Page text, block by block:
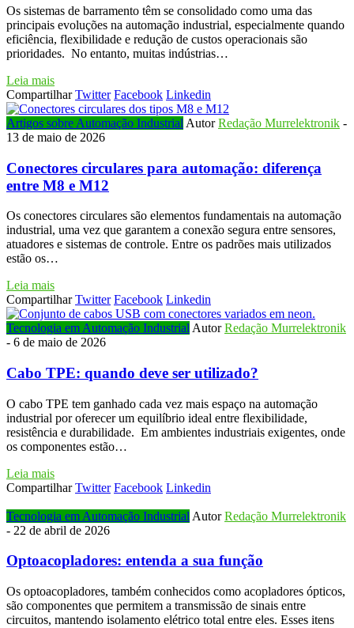
Os sistemas de barramento têm se consolidado como uma das
principais evoluções na automação industrial, especialmente quando
eficiência, flexibilidade e redução de custos operacionais são
prioridades. No entanto, muitas indústrias…
Leia mais
Compartilhar Twitter Facebook Linkedin
Artigos sobre Automação Industrial AutorRedação Murrelektronik -
13 de maio de 2026
Conectores circulares para automação: diferença
entre M8 e M12
Os conectores circulares são elementos fundamentais na automação
industrial, uma vez que garantem a conexão segura entre sensores,
atuadores e sistemas de controle. Entre os padrões mais utilizados
estão os…
Leia mais
Compartilhar Twitter Facebook Linkedin
Tecnologia em Automação Industrial AutorRedação Murrelektronik
- 6 de maio de 2026
Cabo TPE: quando deve ser utilizado?
O cabo TPE tem ganhado cada vez mais espaço na automação
industrial por oferecer um equilíbrio ideal entre flexibilidade,
resistência e durabilidade. Em ambientes industriais exigentes, onde
os componentes estão…
Leia mais
Compartilhar Twitter Facebook Linkedin
Tecnologia em Automação Industrial AutorRedação Murrelektronik
- 22 de abril de 2026
Optoacopladores: entenda a sua função
Os optoacopladores, também conhecidos como acopladores ópticos,
são componentes que permitem a transmissão de sinais entre
circuitos, mantendo isolamento elétrico total entre eles. Esses itens